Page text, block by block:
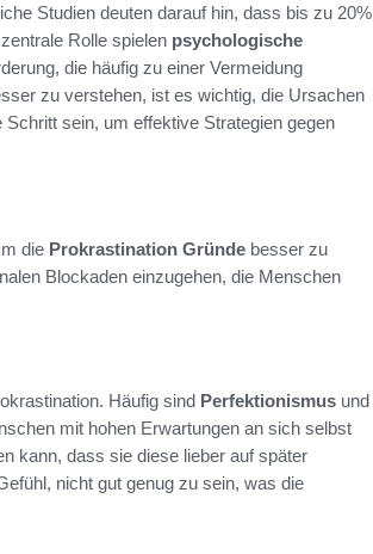
Studien deuten darauf hin, dass bis zu 20%
Rolle spielen psychologische
die häufig zu einer Vermeidung
zu verstehen, ist es wichtig, die Ursachen
sein, um effektive Strategien gegen
die Prokrastination Gründe besser zu
Blockaden einzugehen, die Menschen
Häufig sind Perfektionismus und
mit hohen Erwartungen an sich selbst
kann, dass sie diese lieber auf später
nicht gut genug zu sein, was die